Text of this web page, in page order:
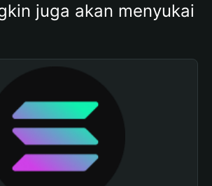
juga akan menyukai